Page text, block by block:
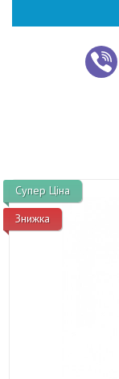
Супер Ціна
Знижка